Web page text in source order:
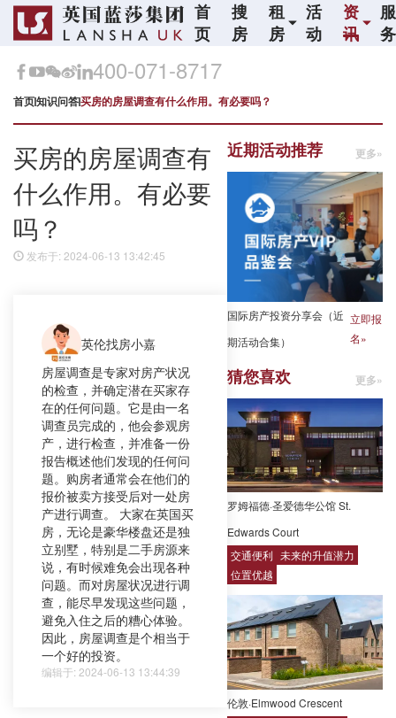
首
页
搜
房
租
房
活
动
资
讯
服
务
400-071-8717
首页知识问答买房的房屋调查有什么作用。有必要吗？
买房的房屋调查有
什么作用。有必要
吗？
发布于: 2024-06-13 13:42:45
英伦找房小嘉
房屋调查是专家对房产状况
的检查，并确定潜在买家存
在的任何问题。它是由一名
调查员完成的，他会参观房
产，进行检查，并准备一份
报告概述他们发现的任何问
题。购房者通常会在他们的
报价被卖方接受后对一处房
产进行调查。 大家在英国买
房，无论是豪华楼盘还是独
立别墅，特别是二手房源来
说，有时候难免会出现各种
问题。而对房屋状况进行调
查，能尽早发现这些问题，
避免入住之后的糟心体验。
因此，房屋调查是个相当于
一个好的投资。
编辑于: 2024-06-13 13:44:39
近期活动推荐 更多»
国际房产投资分享会（近
期活动合集）
立即报
名»
猜您喜欢 更多»
罗姆福德·圣爱德华公馆 St.
Edwards Court
交通便利 未来的升值潜力
位置优越
伦敦·Elmwood Crescent